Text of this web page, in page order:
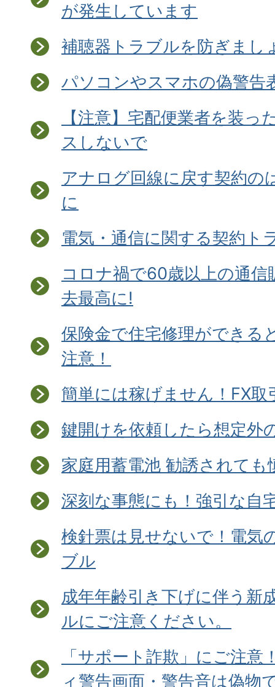
が発生しています
補聴器トラブルを防ぎまし
パソコンやスマホの偽警告
【注意】宅配便業者を装っ
スしないで
アナログ回線に戻す契約の
に
電気・通信に関する契約ト
コロナ禍で60歳以上の通信
去最高に!
保険金で住宅修理ができる
注意！
簡単には稼げません！FX
鍵開けを依頼したら想定外
家庭用蓄電池 勧誘されても
深刻な事態にも！強引な自
検針票は見せないで！電気
ブル
成年年齢引き下げに伴う新
ルにご注意ください。
「サポート詐欺」にご注
ィ警告画面・警告音は偽物